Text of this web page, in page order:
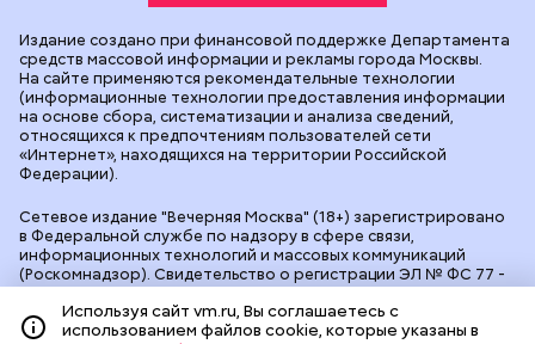
Сетевое издание "Вечерняя Москва" (18+) зарегистрировано
в Федеральной службе по надзору в сфере связи,
информационных технологий и массовых коммуникаций
(Роскомнадзор). Свидетельство о регистрации ЭЛ № ФС 77 -
90524 от 09.12.2025. Учредитель: АО "Редакция газеты
"Вечерняя Москва". Главный редакторvm.ru: Александр
Геннадьевич Глуходедов. Адрес редакции: 127015, г.Москва,
Издание создано при финансовой поддержке Департамента
средств массовой информации и рекламы города Москвы.
На сайте применяются рекомендательные технологии
(информационные технологии предоставления информации
на основе сбора, систематизации и анализа сведений,
относящихся к предпочтениям пользователей сети
«Интернет», находящихся на территории Российской
Федерации).
Используя сайт vm.ru, Вы соглашаетесь с
использованием файлов cookie, которые указаны в